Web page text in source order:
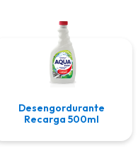
Desengordurante
Recarga 500ml